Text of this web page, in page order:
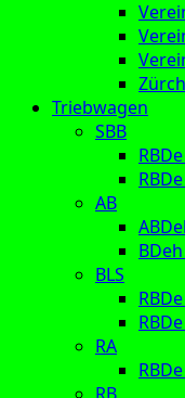
Triebwagen
SBB
AB
BLS
RA